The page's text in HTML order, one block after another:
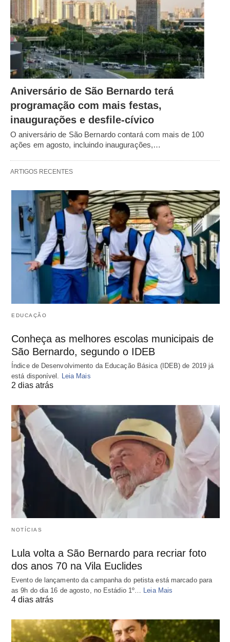
Aniversário de São Bernardo terá
programação com mais festas,
inaugurações e desfile-cívico
O aniversário de São Bernardo contará com mais de 100
ações em agosto, incluindo inaugurações,…
ARTIGOS RECENTES
EDUCAÇÃO
Conheça as melhores escolas municipais de
São Bernardo, segundo o IDEB
Índice de Desenvolvimento da Educação Básica (IDEB) de 2019 já
está disponível.
Leia Mais
2 dias atrás
NOTÍCIAS
Lula volta a São Bernardo para recriar foto
dos anos 70 na Vila Euclides
Evento de lançamento da campanha do petista está marcado para
as 9h do dia 16 de agosto, no Estádio 1º… Leia Mais
4 dias atrás